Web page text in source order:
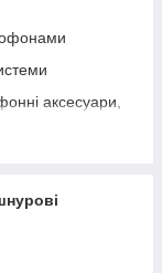
аксесуари,